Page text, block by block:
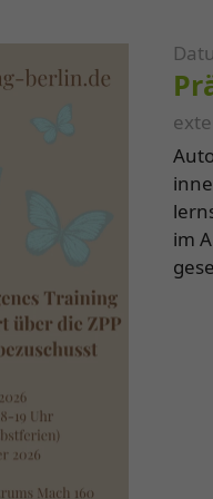
im Alltag zu nutzen.